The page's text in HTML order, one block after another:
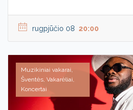
rugpjūčio 08 20:00
Muzikiniai vakarai,
Šventės, Vakarėliai,
Koncertai